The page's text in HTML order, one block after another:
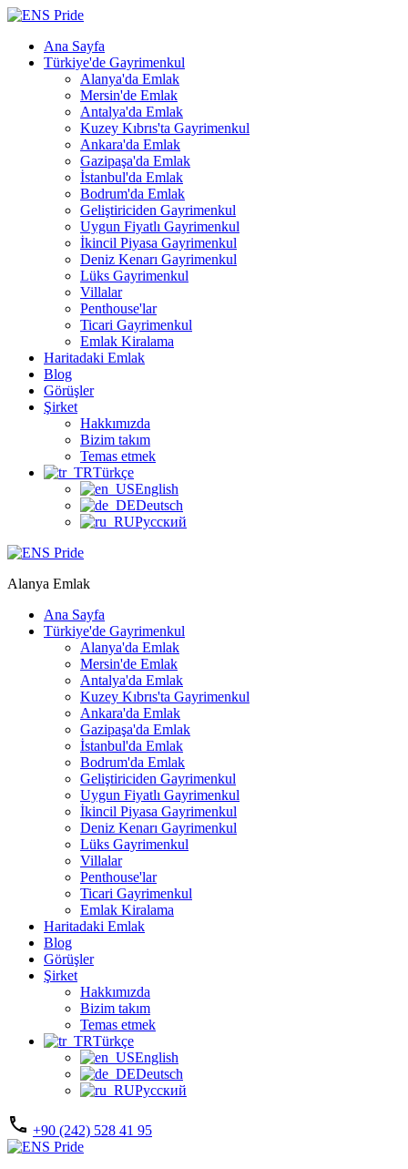
Ana Sayfa
Türkiye'de Gayrimenkul
Alanya'da Emlak
Mersin'de Emlak
Antalya'da Emlak
Kuzey Kıbrıs'ta Gayrimenkul
Ankara'da Emlak
Gazipaşa'da Emlak
İstanbul'da Emlak
Bodrum'da Emlak
Geliştiriciden Gayrimenkul
Uygun Fiyatlı Gayrimenkul
İkincil Piyasa Gayrimenkul
Deniz Kenarı Gayrimenkul
Lüks Gayrimenkul
Villalar
Penthouse'lar
Ticari Gayrimenkul
Emlak Kiralama
Haritadaki Emlak
Blog
Görüşler
Şirket
Hakkımızda
Bizim takım
Temas etmek
Türkçe
English
Deutsch
Русский
Alanya Emlak
Ana Sayfa
Türkiye'de Gayrimenkul
Alanya'da Emlak
Mersin'de Emlak
Antalya'da Emlak
Kuzey Kıbrıs'ta Gayrimenkul
Ankara'da Emlak
Gazipaşa'da Emlak
İstanbul'da Emlak
Bodrum'da Emlak
Geliştiriciden Gayrimenkul
Uygun Fiyatlı Gayrimenkul
İkincil Piyasa Gayrimenkul
Deniz Kenarı Gayrimenkul
Lüks Gayrimenkul
Villalar
Penthouse'lar
Ticari Gayrimenkul
Emlak Kiralama
Haritadaki Emlak
Blog
Görüşler
Şirket
Hakkımızda
Bizim takım
Temas etmek
Türkçe
English
Deutsch
Русский
+90 (242) 528 41 95